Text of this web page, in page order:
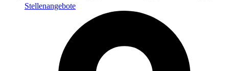
Stellenangebote